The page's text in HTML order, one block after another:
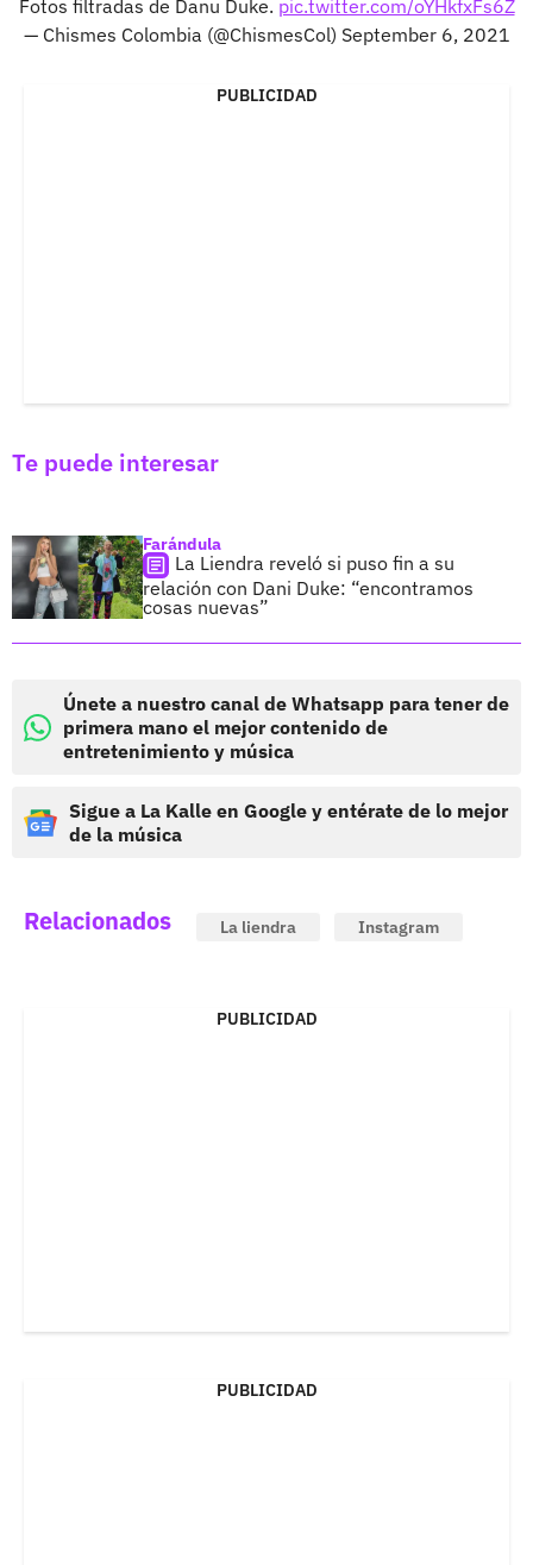
Fotos filtradas de Danu Duke. pic.twitter.com/oYHkfxFs6Z
— Chismes Colombia (@ChismesCol) September 6, 2021
PUBLICIDAD
Te puede interesar
Farándula
La Liendra reveló si puso fin a su
relación con Dani Duke: “encontramos
cosas nuevas”
Únete a nuestro canal de Whatsapp para tener de
primera mano el mejor contenido de
entretenimiento y música
Sigue a La Kalle en Google y entérate de lo mejor
de la música
Relacionados La liendra Instagram
PUBLICIDAD
PUBLICIDAD